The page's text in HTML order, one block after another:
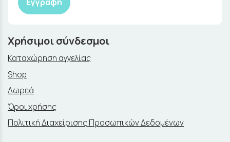
Χρήσιμοι σύνδεσμοι
Καταχώρηση αγγελίας
Shop
Δωρεά
Όροι χρήσης
Πολιτική Διαχείρισης Προσωπικών Δεδομένων